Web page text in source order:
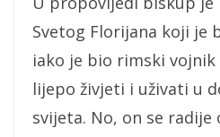
Svetog Florijana koji je
iako je bio rimski vojnik
lijepo živjeti i uživati u
svijeta. No, on se